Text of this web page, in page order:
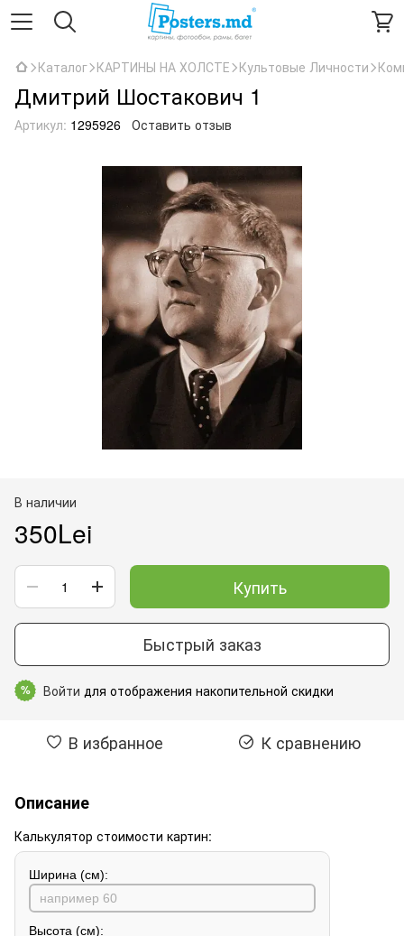
Каталог КАРТИНЫ НА ХОЛСТЕ Культовые Личности
Дмитрий Шостакович 1
Артикул: 1295926 Оставить отзыв
В наличии
350Lei
Купить
Быстрый заказ
% Войти для отображения накопительной скидки
В избранное К сравнению
Описание
Калькулятор стоимости картин:
Ширина (см):
Высота (см):